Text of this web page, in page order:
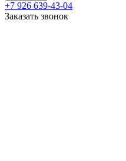
+7 926 639-43-04
Заказать звонок